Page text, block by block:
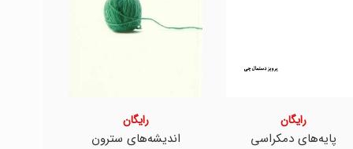
پایه‌های دمکراسی
رایگان
اندیشه‌های سترون
رایگان